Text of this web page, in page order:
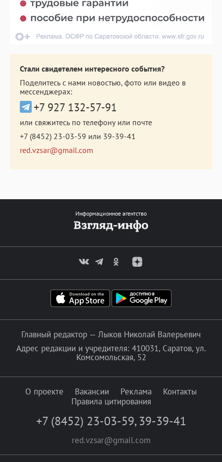
Стали свидетелем интересного события?
Поделитесь с нами новостью, фото или видео в
мессенджерах:
+7 927 132-57-91
или свяжитесь по телефону или почте
+7 (8452) 23-03-59 или 39-39-41
red.vzsar@gmail.com
Информационное агентство
Главный редактор — Лыков Николай Валерьевич
Адрес редакции и учредителя: 410031, Саратов, ул.
Комсомольская, 52
О проекте Вакансии Реклама
Контакты
Правила цитирования
+7 (8452) 23-03-59, 39-39-41
red.vzsar@gmail.com